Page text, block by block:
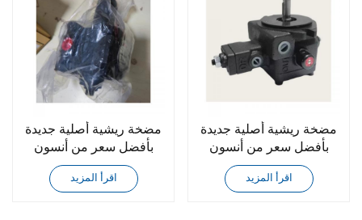
مضخة ريشية أصلية جديدة
بأفضل سعر من أنسون
PVF-40-70-11
اقرأ المزيد
مضخة ريشية أصلية جديدة
بأفضل سعر من أنسون
PVF-40-35-11S
اقرأ المزيد